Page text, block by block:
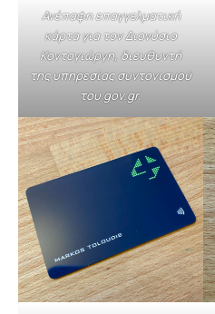
Ανέπαφη επαγγελματική
κάρτα για τον Διονύσιο
Κοντογιώργη, διευθυντή
της υπηρεσίας συντονισμού
του gov.gr.